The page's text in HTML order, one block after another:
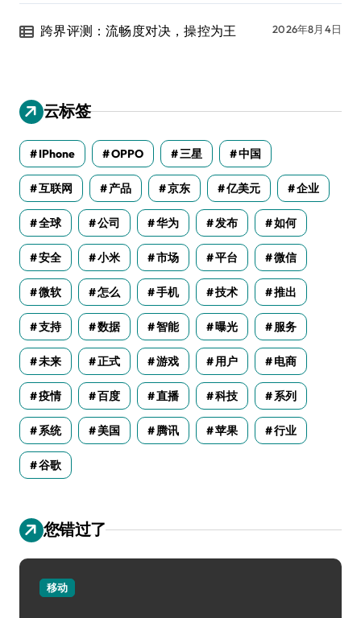
跨界评测：流畅度对决，操控为王 2026年8月4日
云标签
IPhone OPPO 三星 中国
互联网 产品 京东 亿美元 企业
全球 公司 华为 发布 如何
安全 小米 市场 平台 微信
微软 怎么 手机 技术 推出
支持 数据 智能 曝光 服务
未来 正式 游戏 用户 电商
疫情 百度 直播 科技 系列
系统 美国 腾讯 苹果 行业
谷歌
您错过了
移动